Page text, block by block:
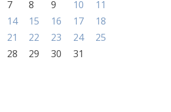
7 8 9 10
11
14 15 16 17
18
21 22 23 24
25
28 29 30 31